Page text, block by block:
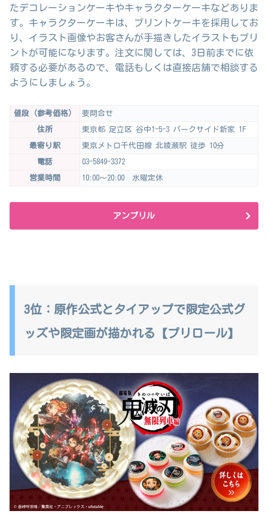
たデコレーションケーキやキャラクターケーキなどありま
す。キャラクターケーキは、プリントケーキを採用してお
り、イラスト画像やお客さんが手描きしたイラストもプリ
ントが可能になります。注文に関しては、3日前までに依
頼する必要があるので、電話もしくは直接店舗で相談する
ようにしましょう。
値段（参考価格） 要問合せ
住所 東京都 足立区 谷中1-5-3 パークサイド新家 1F
最寄り駅 東京メトロ千代田線 北綾瀬駅 徒歩 10分
電話 03-5849-3372
営業時間 10:00～20:00 水曜定休
アンプリル
3位：原作公式とタイアップで限定公式グ
ッズや限定画が描かれる【プリロール】